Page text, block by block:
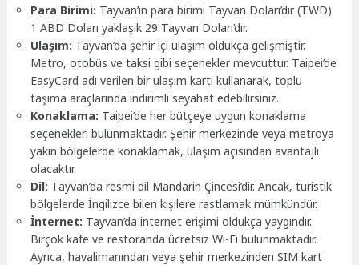
Para Birimi: Tayvan’ın para birimi Tayvan Doları’dır (TWD).
1 ABD Doları yaklaşık 29 Tayvan Doları’dır.
Ulaşım: Tayvan’da şehir içi ulaşım oldukça gelişmiştir.
Metro, otobüs ve taksi gibi seçenekler mevcuttur. Taipei’de
EasyCard adı verilen bir ulaşım kartı kullanarak, toplu
taşıma araçlarında indirimli seyahat edebilirsiniz.
Konaklama: Taipei’de her bütçeye uygun konaklama
seçenekleri bulunmaktadır. Şehir merkezinde veya metroya
yakın bölgelerde konaklamak, ulaşım açısından avantajlı
olacaktır.
Dil: Tayvan’da resmi dil Mandarin Çincesi’dir. Ancak, turistik
bölgelerde İngilizce bilen kişilere rastlamak mümkündür.
İnternet: Tayvan’da internet erişimi oldukça yaygındır.
Birçok kafe ve restoranda ücretsiz Wi-Fi bulunmaktadır.
Ayrıca, havalimanından veya şehir merkezinden SIM kart